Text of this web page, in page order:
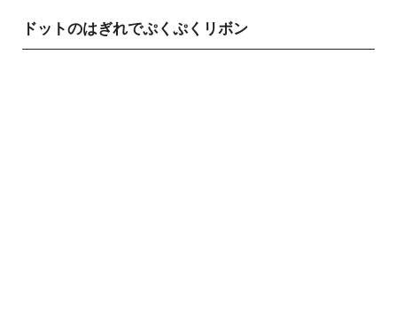
ドットのはぎれでぷくぷくリボン